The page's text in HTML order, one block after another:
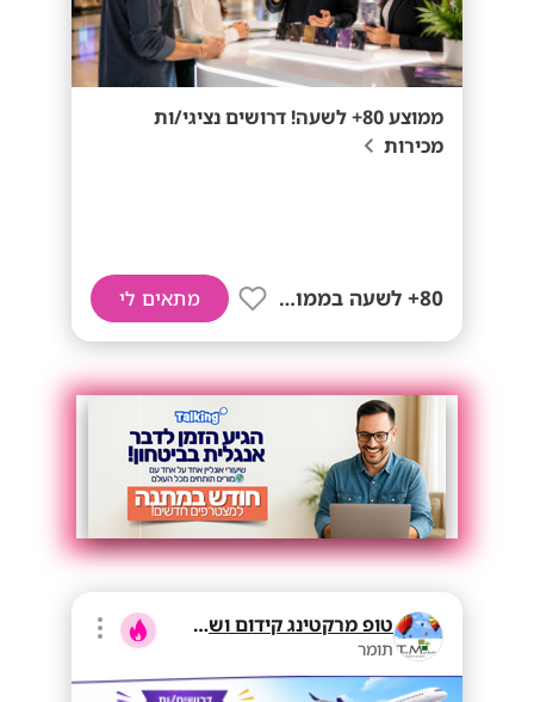
ממוצע 80+ לשעה! דרושים נציגי/ות
מכירות
80+ לשעה בממוצע מתאים לי
טופ מרקטינג קידום ושיווק בע"מ
תומר